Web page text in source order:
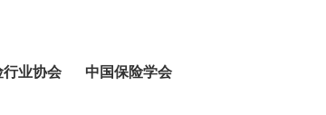
行业协会 中国保险学会